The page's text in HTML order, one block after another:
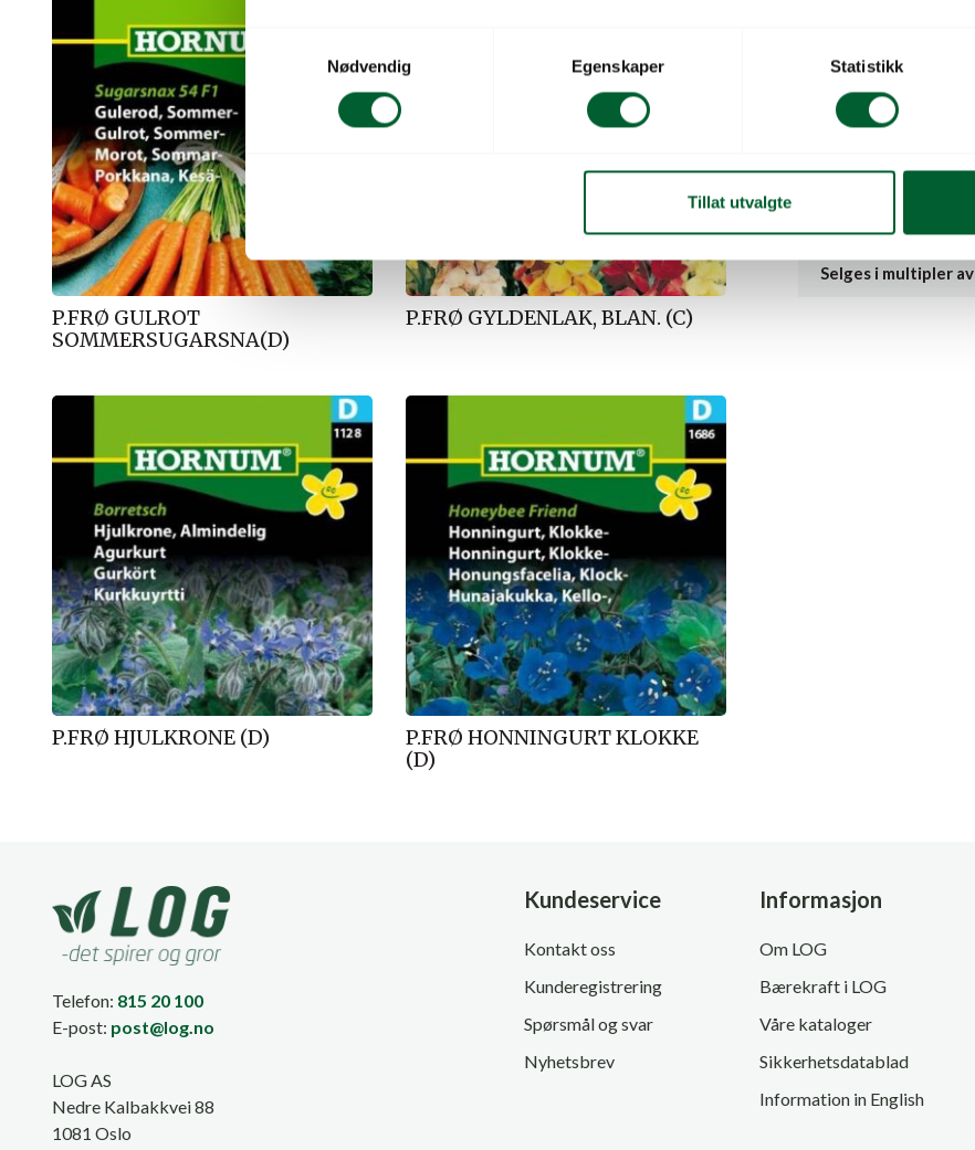
y
k
k
e
v
a
g
Nødvendig Egenskaper Statistikk
Tillat utvalgte
P.FRØ GULROT
SOMMERSUGARSNA(D)
P.FRØ GYLDENLAK, BLAN. (C)
P.FRØ HJULKRONE (D)
P.FRØ HONNINGURT KLOKKE
(D)
Latinsk navn
Sortsnavn
Salgsenhet
Selges i multipler av
Telefon: 815 20 100
E-post: post@log.no
LOG AS
Nedre Kalbakkvei 88
1081 Oslo
Kundeservice
Kontakt oss
Kunderegistrering
Spørsmål og svar
Nyhetsbrev
Informasjon
Om LOG
Bærekraft i LOG
Våre kataloger
Sikkerhetsdatablad
Information in English